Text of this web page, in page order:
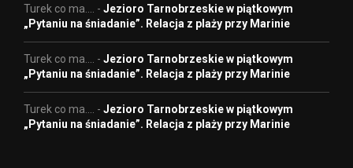
Turek co ma.... - Jezioro Tarnobrzeskie w piątkowym
„Pytaniu na śniadanie”. Relacja z plaży przy Marinie
Turek co ma.... - Jezioro Tarnobrzeskie w piątkowym
„Pytaniu na śniadanie”. Relacja z plaży przy Marinie
Turek co ma.... - Jezioro Tarnobrzeskie w piątkowym
„Pytaniu na śniadanie”. Relacja z plaży przy Marinie